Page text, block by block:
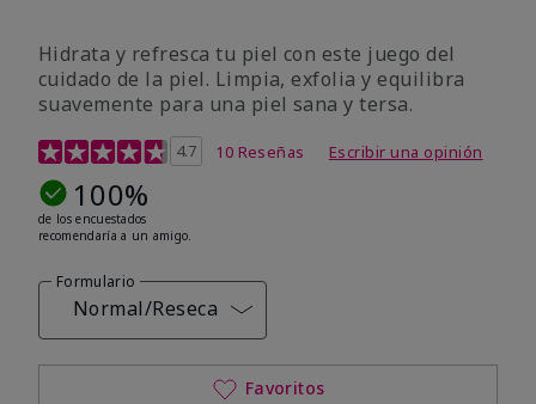
Hidrata y refresca tu piel con este juego del
cuidado de la piel. Limpia, exfolia y equilibra
suavemente para una piel sana y tersa.
Calificación de clientes de 5 de 5
4.7 10 Reseñas Escribir una opinión
100%
de los encuestados
recomendaría a un amigo.
Formulario
Normal/Reseca
Favoritos